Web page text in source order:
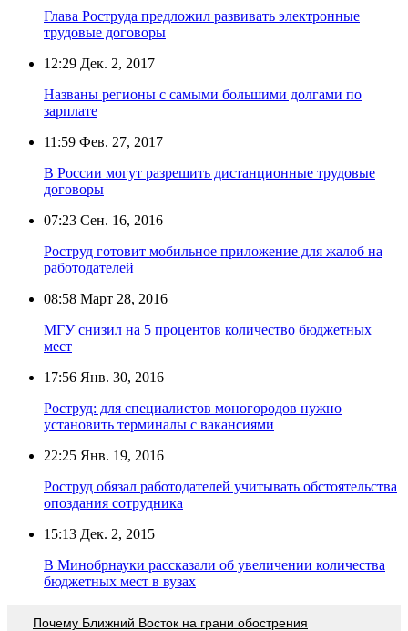
Глава Роструда предложил развивать электронные
трудовые договоры
12:29 Дек. 2, 2017
Названы регионы с самыми большими долгами по
зарплате
11:59 Фев. 27, 2017
В России могут разрешить дистанционные трудовые
договоры
07:23 Сен. 16, 2016
Роструд готовит мобильное приложение для жалоб на
работодателей
08:58 Март 28, 2016
МГУ снизил на 5 процентов количество бюджетных
мест
17:56 Янв. 30, 2016
Роструд: для специалистов моногородов нужно
установить терминалы с вакансиями
22:25 Янв. 19, 2016
Роструд обязал работодателей учитывать обстоятельства
опоздания сотрудника
15:13 Дек. 2, 2015
В Минобрнауки рассказали об увеличении количества
бюджетных мест в вузах
Почему Ближний Восток на грани обострения